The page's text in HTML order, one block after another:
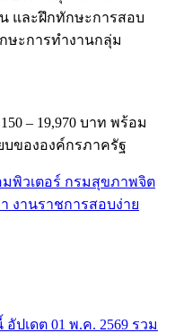
และฝึกทักษะการสอบ
ษะการทำงานกลุ่ม
– 19,970 บาท พร้อม
ขององค์กรภาครัฐ
พิวเตอร์ กรมสุขภาพจิต
งานราชการสอบง่าย
ปเดต 01 พ.ค. 2569 รวม